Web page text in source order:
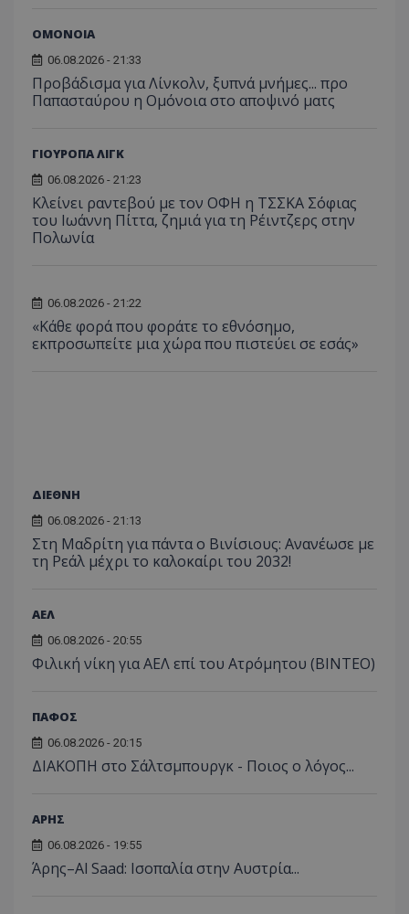
ΟΜΟΝΟΙΑ
06.08.2026 - 21:33
Προβάδισμα για Λίνκολν, ξυπνά μνήμες... προ
Παπασταύρου η Ομόνοια στο αποψινό ματς
ΓΙΟΥΡΟΠΑ ΛΙΓΚ
06.08.2026 - 21:23
Κλείνει ραντεβού με τον ΟΦΗ η ΤΣΣΚΑ Σόφιας
του Ιωάννη Πίττα, ζημιά για τη Ρέιντζερς στην
Πολωνία
06.08.2026 - 21:22
«Κάθε φορά που φοράτε το εθνόσημο,
εκπροσωπείτε μια χώρα που πιστεύει σε εσάς»
ΔΙΕΘΝΗ
06.08.2026 - 21:13
Στη Μαδρίτη για πάντα ο Βινίσιους: Ανανέωσε με
τη Ρεάλ μέχρι το καλοκαίρι του 2032!
ΑΕΛ
06.08.2026 - 20:55
Φιλική νίκη για ΑΕΛ επί του Ατρόμητου (BINTEO)
ΠΑΦΟΣ
06.08.2026 - 20:15
ΔΙΑΚΟΠΗ στο Σάλτσμπουργκ - Ποιος ο λόγος...
ΑΡΗΣ
06.08.2026 - 19:55
Άρης–Al Saad: Ισοπαλία στην Αυστρία...